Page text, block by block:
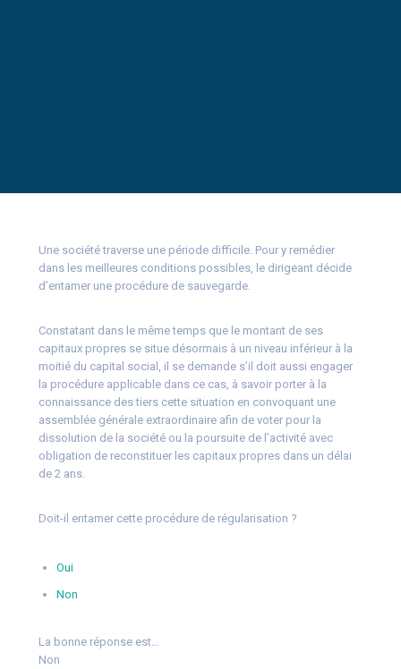
Une société traverse une période difficile. Pour y remédier
dans les meilleures conditions possibles, le dirigeant décide
d’entamer une procédure de sauvegarde.
Constatant dans le même temps que le montant de ses
capitaux propres se situe désormais à un niveau inférieur à la
moitié du capital social, il se demande s’il doit aussi engager
la procédure applicable dans ce cas, à savoir porter à la
connaissance des tiers cette situation en convoquant une
assemblée générale extraordinaire afin de voter pour la
dissolution de la société ou la poursuite de l’activité avec
obligation de reconstituer les capitaux propres dans un délai
de 2 ans.
Doit-il entamer cette procédure de régularisation ?
Oui
Non
La bonne réponse est…
Non